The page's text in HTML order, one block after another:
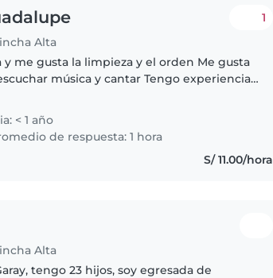
Alta
1
y me gusta la limpieza y el orden Me gusta
música y cantar Tengo experiencia
< 1 año
de respuesta: 1 hora
S/ 11.00/hora
Alta
tengo 23 hijos, soy egresada de